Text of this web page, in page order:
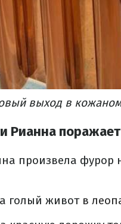
выход в
Рианна
произвела фурор
голый животв